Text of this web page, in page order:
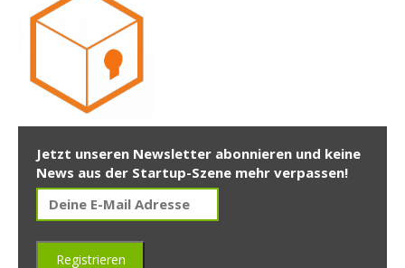
Jetzt unseren Newsletter abonnieren und keine
News aus der Startup-Szene mehr verpassen!